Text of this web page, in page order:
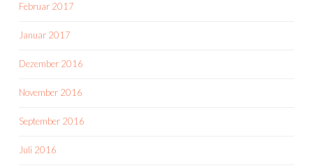
Februar 2017
Januar 2017
Dezember 2016
November 2016
September 2016
Juli 2016